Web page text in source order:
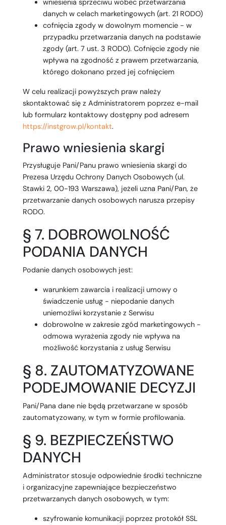
wniesienia sprzeciwu wobec przetwarzania
danych w celach marketingowych (art. 21 RODO)
cofnięcia zgody w dowolnym momencie - w
przypadku przetwarzania danych na podstawie
zgody (art. 7 ust. 3 RODO). Cofnięcie zgody nie
wpływa na zgodność z prawem przetwarzania,
którego dokonano przed jej cofnięciem
W celu realizacji powyższych praw należy
skontaktować się z Administratorem poprzez e-mail
lub formularz kontaktowy dostępny pod adresem
https://instgrow.pl/kontakt.
Prawo wniesienia skargi
Przysługuje Pani/Panu prawo wniesienia skargi do
Prezesa Urzędu Ochrony Danych Osobowych (ul.
Stawki 2, 00-193 Warszawa), jeżeli uzna Pani/Pan, że
przetwarzanie danych osobowych narusza przepisy
RODO.
§ 7. DOBROWOLNOŚĆ
PODANIA DANYCH
Podanie danych osobowych jest:
warunkiem zawarcia i realizacji umowy o
świadczenie usług - niepodanie danych
uniemożliwi korzystanie z Serwisu
dobrowolne w zakresie zgód marketingowych -
odmowa wyrażenia zgody nie wpływa na
możliwość korzystania z usług Serwisu
§ 8. ZAUTOMATYZOWANE
PODEJMOWANIE DECYZJI
Pani/Pana dane nie będą przetwarzane w sposób
zautomatyzowany, w tym w formie profilowania.
§ 9. BEZPIECZEŃSTWO
DANYCH
Administrator stosuje odpowiednie środki techniczne
i organizacyjne zapewniające bezpieczeństwo
przetwarzanych danych osobowych, w tym:
szyfrowanie komunikacji poprzez protokół SSL